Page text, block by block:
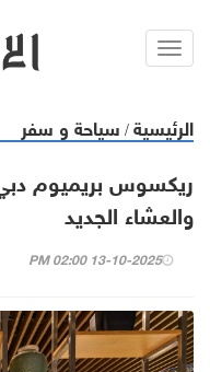
Toggl
الرئيسية / سياحة و سفر
ريكسوس بريميوم
والعشاء الجديد
13-10-2025 02:00 PM